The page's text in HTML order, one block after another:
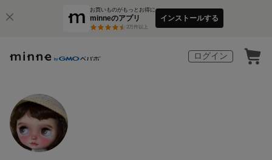
お買いものがもっとお得に
minneのアプリ
3万件以上
インストールする
ログイン